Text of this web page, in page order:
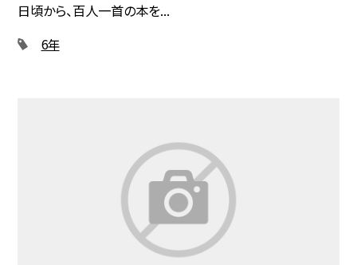
日頃から、百人一首の本を...
6年